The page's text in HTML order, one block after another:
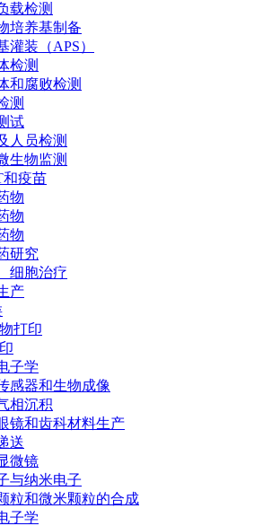
载检测
培养基制备
灌装（APS）
检测
和腐败检测
测
试
人员检测
生物监测
和疫苗
物
物
物
研究
细胞治疗
产
打印
子学
感器和生物成像
相沉积
镜和齿科材料生产
送
微镜
与纳米电子
粒和微米颗粒的合成
子学